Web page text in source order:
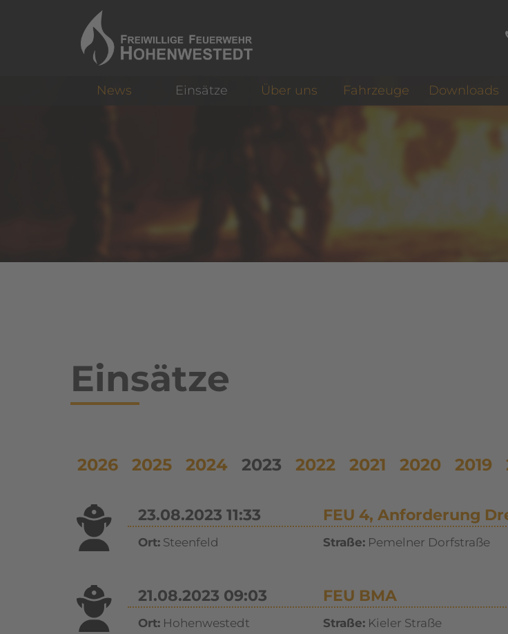
News Einsätze Über uns Fahrzeuge Downloads
Einsätze
2026 2025 2024 2023 2022 2021 2020 2019
23.08.2023 11:33 FEU 4, Anforderung
Ort:Steenfeld Straße:Pemelner Dorfstraße
21.08.2023 09:03 FEU BMA
Ort:Hohenwestedt Straße:Kieler Straße